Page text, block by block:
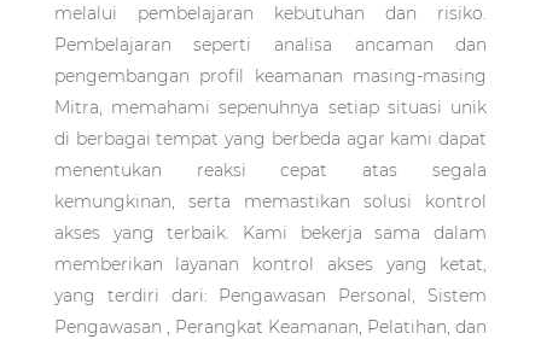
melalui pembelajaran kebutuhan dan risiko.
Pembelajaran seperti analisa ancaman dan
pengembangan profil keamanan masing-masing
Mitra, memahami sepenuhnya setiap situasi unik
di berbagai tempat yang berbeda agar kami dapat
menentukan reaksi cepat atas segala
kemungkinan, serta memastikan solusi kontrol
akses yang terbaik. Kami bekerja sama dalam
memberikan layanan kontrol akses yang ketat,
yang terdiri dari: Pengawasan Personal, Sistem
Pengawasan , Perangkat Keamanan, Pelatihan, dan